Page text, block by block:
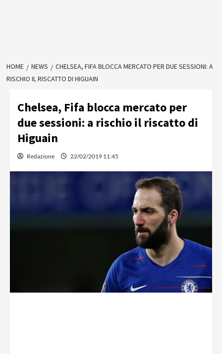
HOME NEWS
CHELSEA, FIFA BLOCCA MERCATO PER DUE SESSIONI: A
RISCHIO IL RISCATTO DI HIGUAIN
Chelsea, Fifa blocca mercato per
due sessioni: a rischio il riscatto di
Higuain
Redazione 22/02/2019 11:45